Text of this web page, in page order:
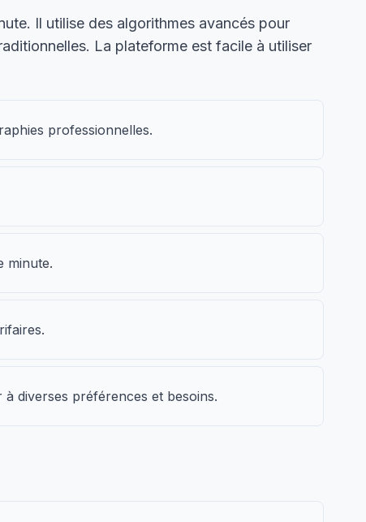
Il utilise des algorithmes avancés pour
La plateforme est facile à utiliser
professionnelles.
minute.
diverses préférences et besoins.